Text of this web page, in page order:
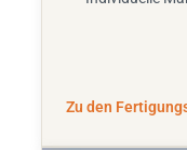
Zu den